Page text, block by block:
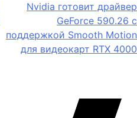
Nvidia готовит драйвер
GeForce 590.26 с
поддержкой Smooth Motion
для видеокарт RTX 4000